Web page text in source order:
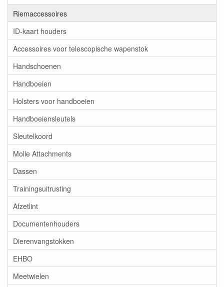
Riemaccessoires
ID-kaart houders
Accessoires voor telescopische wapenstok
Handschoenen
Handboeien
Holsters voor handboeien
Handboeiensleutels
Sleutelkoord
Molle Attachments
Dassen
Trainingsuitrusting
Afzetlint
Documentenhouders
Dierenvangstokken
EHBO
Meetwielen